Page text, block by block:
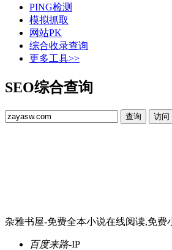
PING检测
模拟抓取
网站PK
综合收录查询
更多工具>>
SEO综合查询
杂雅书屋-免费全本小说在线阅读,免费
百度来路-IP